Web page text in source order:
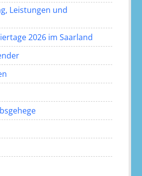
Leistungen und
2026 im Saarland